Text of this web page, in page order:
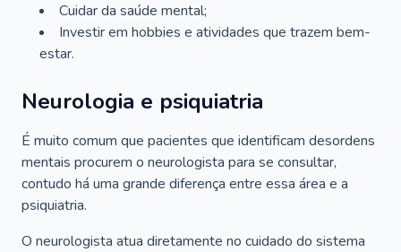
Cuidar da saúde mental;
Investir em hobbies e atividades que trazem bem-
estar.
Neurologia e psiquiatria
É muito comum que pacientes que identificam desordens
mentais procurem o neurologista para se consultar,
contudo há uma grande diferença entre essa área e a
psiquiatria.
O neurologista atua diretamente no cuidado do sistema